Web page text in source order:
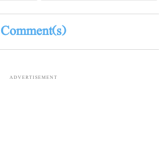
Comment(s)
ADVERTISEMENT